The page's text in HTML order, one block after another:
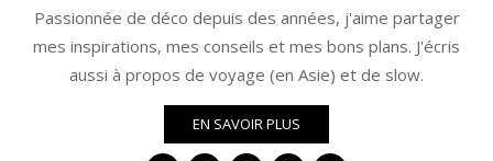
Passionnée de déco depuis des années, j'aime partager
mes inspirations, mes conseils et mes bons plans. J'écris
aussi à propos de voyage (en Asie) et de slow.
EN SAVOIR PLUS